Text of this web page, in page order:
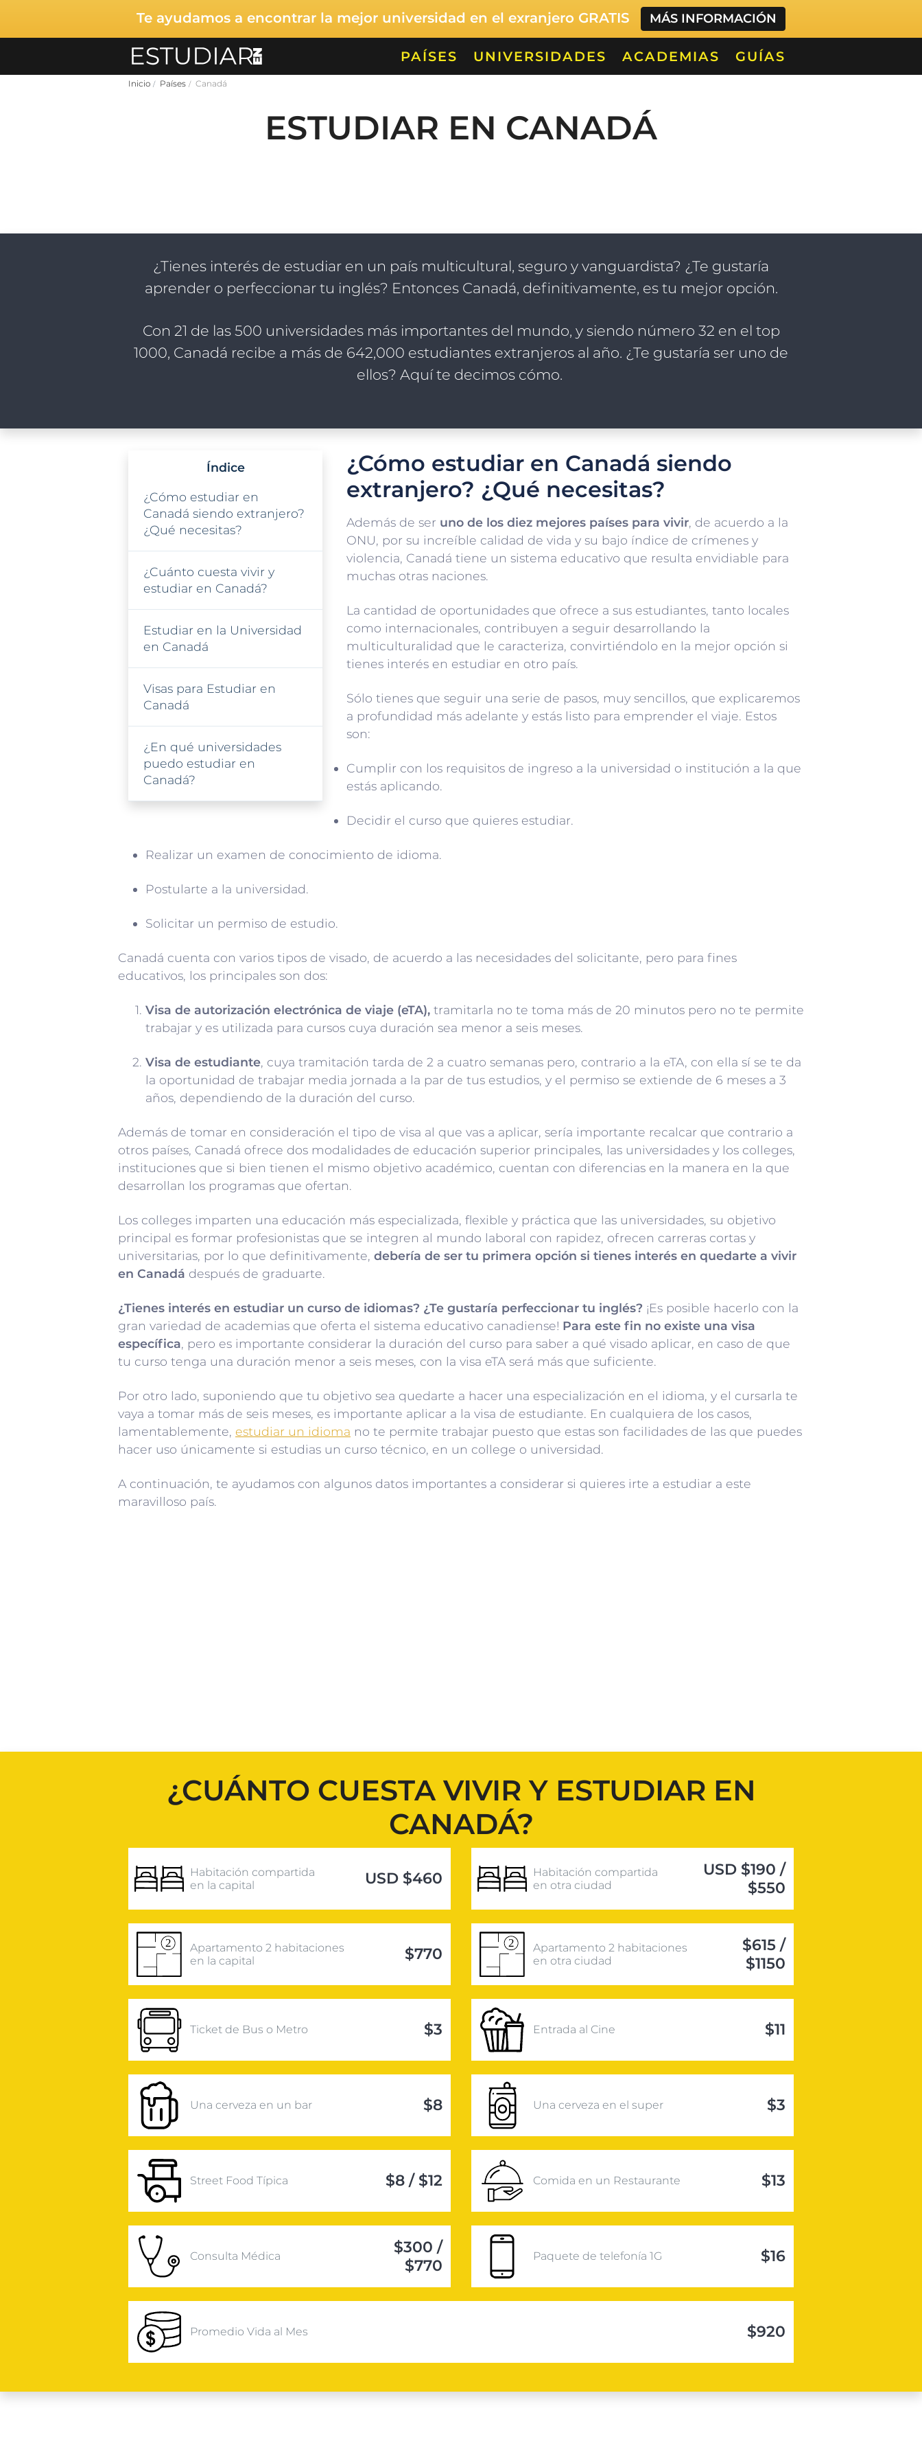
Te ayudamos a encontrar la mejor universidad en el exranjero GRATIS MÁS INFORMACIÓN
PAÍSES UNIVERSIDADES ACADEMIAS GUÍAS
Inicio Países Canadá
ESTUDIAR EN CANADÁ
¿Tienes interés de estudiar en un país multicultural, seguro y vanguardista? ¿Te gustaría
aprender o perfeccionar tu inglés? Entonces Canadá, definitivamente, es tu mejor opción.
Con 21 de las 500 universidades más importantes del mundo, y siendo número 32 en el top
1000, Canadá recibe a más de 642,000 estudiantes extranjeros al año. ¿Te gustaría ser uno de
ellos? Aquí te decimos cómo.
Índice
¿Cómo estudiar en
Canadá siendo extranjero?
¿Qué necesitas?
¿Cuánto cuesta vivir y
estudiar en Canadá?
Estudiar en la Universidad
en Canadá
Visas para Estudiar en
Canadá
¿En qué universidades
puedo estudiar en
Canadá?
¿Cómo estudiar en Canadá siendo
extranjero? ¿Qué necesitas?
Además de ser uno de los diez mejores países para vivir, de acuerdo a la
ONU, por su increíble calidad de vida y su bajo índice de crímenes y
violencia, Canadá tiene un sistema educativo que resulta envidiable para
muchas otras naciones.
La cantidad de oportunidades que ofrece a sus estudiantes, tanto locales
como internacionales, contribuyen a seguir desarrollando la
multiculturalidad que le caracteriza, convirtiéndolo en la mejor opción si
tienes interés en estudiar en otro país.
Sólo tienes que seguir una serie de pasos, muy sencillos, que explicaremos
a profundidad más adelante y estás listo para emprender el viaje. Estos
son:
Cumplir con los requisitos de ingreso a la universidad o institución a la que
estás aplicando.
Decidir el curso que quieres estudiar.
Realizar un examen de conocimiento de idioma.
Postularte a la universidad.
Solicitar un permiso de estudio.
Canadá cuenta con varios tipos de visado, de acuerdo a las necesidades del solicitante, pero para fines
educativos, los principales son dos:
Visa de autorización electrónica de viaje (eTA), tramitarla no te toma más de 20 minutos pero no te permite
trabajar y es utilizada para cursos cuya duración sea menor a seis meses.
Visa de estudiante, cuya tramitación tarda de 2 a cuatro semanas pero, contrario a la eTA, con ella sí se te da
la oportunidad de trabajar media jornada a la par de tus estudios, y el permiso se extiende de 6 meses a 3
años, dependiendo de la duración del curso.
Además de tomar en consideración el tipo de visa al que vas a aplicar, sería importante recalcar que contrario a
otros países, Canadá ofrece dos modalidades de educación superior principales, las universidades y los colleges,
instituciones que si bien tienen el mismo objetivo académico, cuentan con diferencias en la manera en la que
desarrollan los programas que ofertan.
Los colleges imparten una educación más especializada, flexible y práctica que las universidades, su objetivo
principal es formar profesionistas que se integren al mundo laboral con rapidez, ofrecen carreras cortas y
universitarias, por lo que definitivamente, debería de ser tu primera opción si tienes interés en quedarte a vivir
en Canadá después de graduarte.
¿Tienes interés en estudiar un curso de idiomas? ¿Te gustaría perfeccionar tu inglés? ¡Es posible hacerlo con la
gran variedad de academias que oferta el sistema educativo canadiense! Para este fin no existe una visa
específica, pero es importante considerar la duración del curso para saber a qué visado aplicar, en caso de que
tu curso tenga una duración menor a seis meses, con la visa eTA será más que suficiente.
Por otro lado, suponiendo que tu objetivo sea quedarte a hacer una especialización en el idioma, y el cursarla te
vaya a tomar más de seis meses, es importante aplicar a la visa de estudiante. En cualquiera de los casos,
lamentablemente, estudiar un idioma no te permite trabajar puesto que estas son facilidades de las que puedes
hacer uso únicamente si estudias un curso técnico, en un college o universidad.
A continuación, te ayudamos con algunos datos importantes a considerar si quieres irte a estudiar a este
maravilloso país.
¿CUÁNTO CUESTA VIVIR Y ESTUDIAR EN
CANADÁ?
Habitación compartida
en la capital
USD $460
Habitación compartida
en otra ciudad
USD $190 /
$550
Apartamento 2 habitaciones
en la capital
$770
Apartamento 2 habitaciones
en otra ciudad
$615 /
$1150
Ticket de Bus o Metro $3 Entrada al Cine $11
Una cerveza en un bar $8 Una cerveza en el super $3
Street Food Típica $8 / $12 Comida en un Restaurante $13
Consulta Médica
$300 /
$770
Paquete de telefonía 1G $16
Promedio Vida al Mes $920